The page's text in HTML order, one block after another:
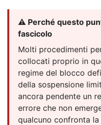
⚠️ Perché questo
fascicolo
Molti procedimenti
collocati proprio in
regime del blocco
della sospensione
ancora pendente un
errore che non
qualcuno confronta